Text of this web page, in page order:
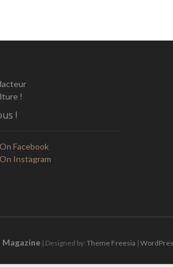
!
!
Magazine | Designed by: Theme Freesia |